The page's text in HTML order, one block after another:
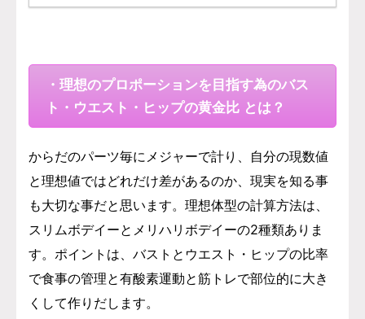
・理想のプロポーションを目指す為のバス
ト・ウエスト・ヒップの黄金比 とは？
からだのパーツ毎にメジャーで計り、自分の現数値
と理想値ではどれだけ差があるのか、現実を知る事
も大切な事だと思います。理想体型の計算方法は、
スリムボデイーとメリハリボデイーの2種類ありま
す。ポイントは、バストとウエスト・ヒップの比率
で食事の管理と有酸素運動と筋トレで部位的に大き
くして作りだします。